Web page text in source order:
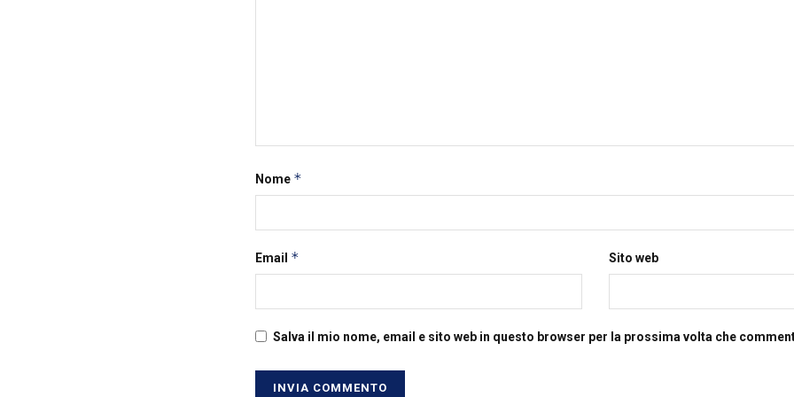
Nome *
Email * Sito web
Salva il mio nome, email e sito web in questo browser per la prossima volta che